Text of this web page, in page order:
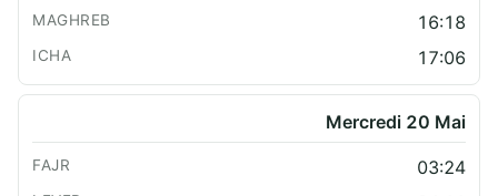
16:18
17:06
Mercredi 20 Mai
03:24